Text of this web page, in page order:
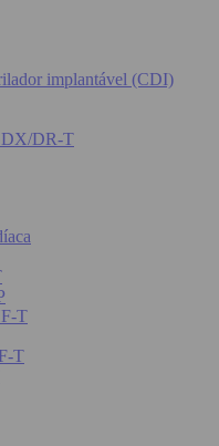
implantável (CDI)
DR-T
T
T